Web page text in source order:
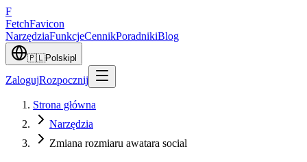
F
FetchFavicon
NarzędziaFunkcjeCennikPoradnikiBlog
🇵🇱Polskipl
ZalogujRozpocznij
Strona główna
Narzędzia
Zmiana rozmiaru awatara social